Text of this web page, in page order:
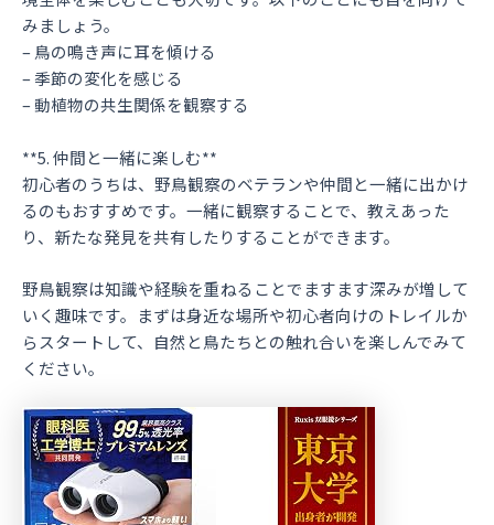
みましょう。
– 鳥の鳴き声に耳を傾ける
– 季節の変化を感じる
– 動植物の共生関係を観察する
**5. 仲間と一緒に楽しむ**
初心者のうちは、野鳥観察のベテランや仲間と一緒に出かけ
るのもおすすめです。一緒に観察することで、教えあった
り、新たな発見を共有したりすることができます。
野鳥観察は知識や経験を重ねることでますます深みが増して
いく趣味です。まずは身近な場所や初心者向けのトレイルか
らスタートして、自然と鳥たちとの触れ合いを楽しんでみて
ください。